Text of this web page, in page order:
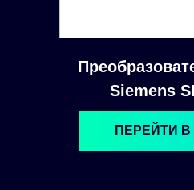
Siemens
ПЕРЕЙТИ В